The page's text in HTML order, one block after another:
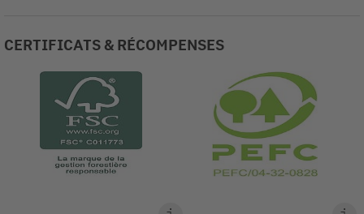
CERTIFICATS & RÉCOMPENSES